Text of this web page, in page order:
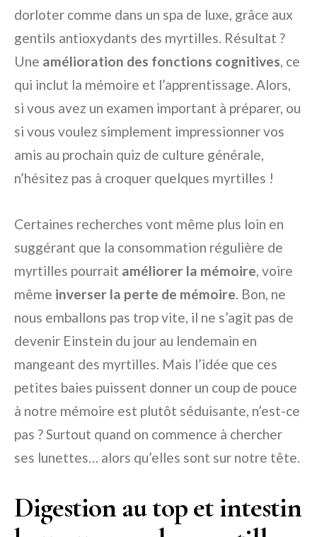
dorloter comme dans un spa de luxe, grâce aux
gentils antioxydants des myrtilles. Résultat ?
Une amélioration des fonctions cognitives, ce
qui inclut la mémoire et l’apprentissage. Alors,
si vous avez un examen important à préparer, ou
si vous voulez simplement impressionner vos
amis au prochain quiz de culture générale,
n’hésitez pas à croquer quelques myrtilles !
Certaines recherches vont même plus loin en
suggérant que la consommation régulière de
myrtilles pourrait améliorer la mémoire, voire
même inverser la perte de mémoire. Bon, ne
nous emballons pas trop vite, il ne s’agit pas de
devenir Einstein du jour au lendemain en
mangeant des myrtilles. Mais l’idée que ces
petites baies puissent donner un coup de pouce
à notre mémoire est plutôt séduisante, n’est-ce
pas ? Surtout quand on commence à chercher
ses lunettes… alors qu’elles sont sur notre tête.
Digestion au top et intestin